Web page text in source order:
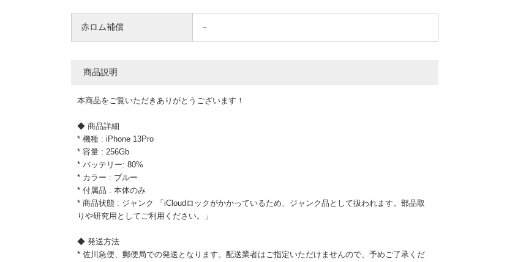
赤ロム補償 －
商品説明
本商品をご覧いただきありがとうございます！
◆ 商品詳細
* 機種 : iPhone 13Pro
* 容量 : 256Gb
* バッテリー: 80%
* カラー : ブルー
* 付属品 : 本体のみ
* 商品状態 : ジャンク 「iCloudロックがかかっているため、ジャンク品として扱われます。部品取
りや研究用としてご利用ください。」
◆ 発送方法
* 佐川急便、郵便局での発送となります。配送業者はご指定いただけませんので、予めご了承くだ